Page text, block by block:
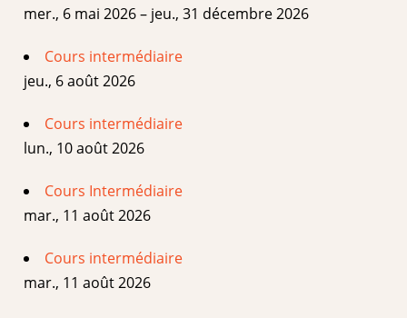
mer., 6 mai 2026 – jeu., 31 décembre 2026
Cours intermédiaire
jeu., 6 août 2026
Cours intermédiaire
lun., 10 août 2026
Cours Intermédiaire
mar., 11 août 2026
Cours intermédiaire
mar., 11 août 2026